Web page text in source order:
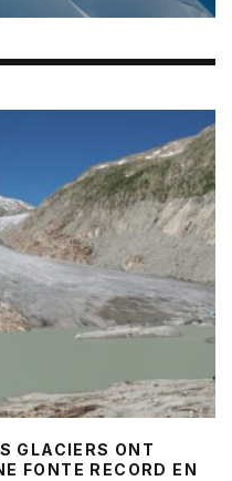
GLACIERS ONT
FONTE RECORD EN